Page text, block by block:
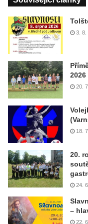
3. 8.
2026
20.
18.
20.
24.
–
22.